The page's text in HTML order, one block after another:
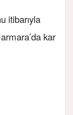
itibarıyla
kar